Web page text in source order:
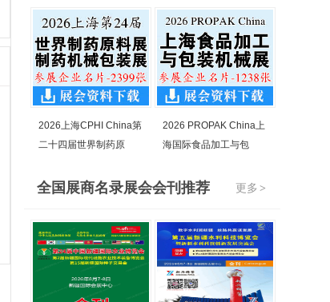
2026上海CPHI China第
二十四届世界制药原
2026 PROPAK China上
海国际食品加工与包
更多 >
全国展商名录展会会刊推荐